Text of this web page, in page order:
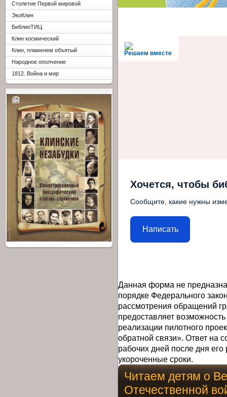
Решаем вместе
Хочется, чтобы
Сообщите, какие нужны
Написать
Данная форма не
порядке Федерального
рассмотрения обращений
предоставляет
реализации пилотного
обратной связи». Ответ на
рабочих дней после дня
укороченные сроки.
Читаем детям о
Отечественной
Столетие Первой мировой
ЭкоКлин
БиблиоТИЦ
Клин космический
Клин, пламенем объятый
Народное ополчение
1812. Война и мир